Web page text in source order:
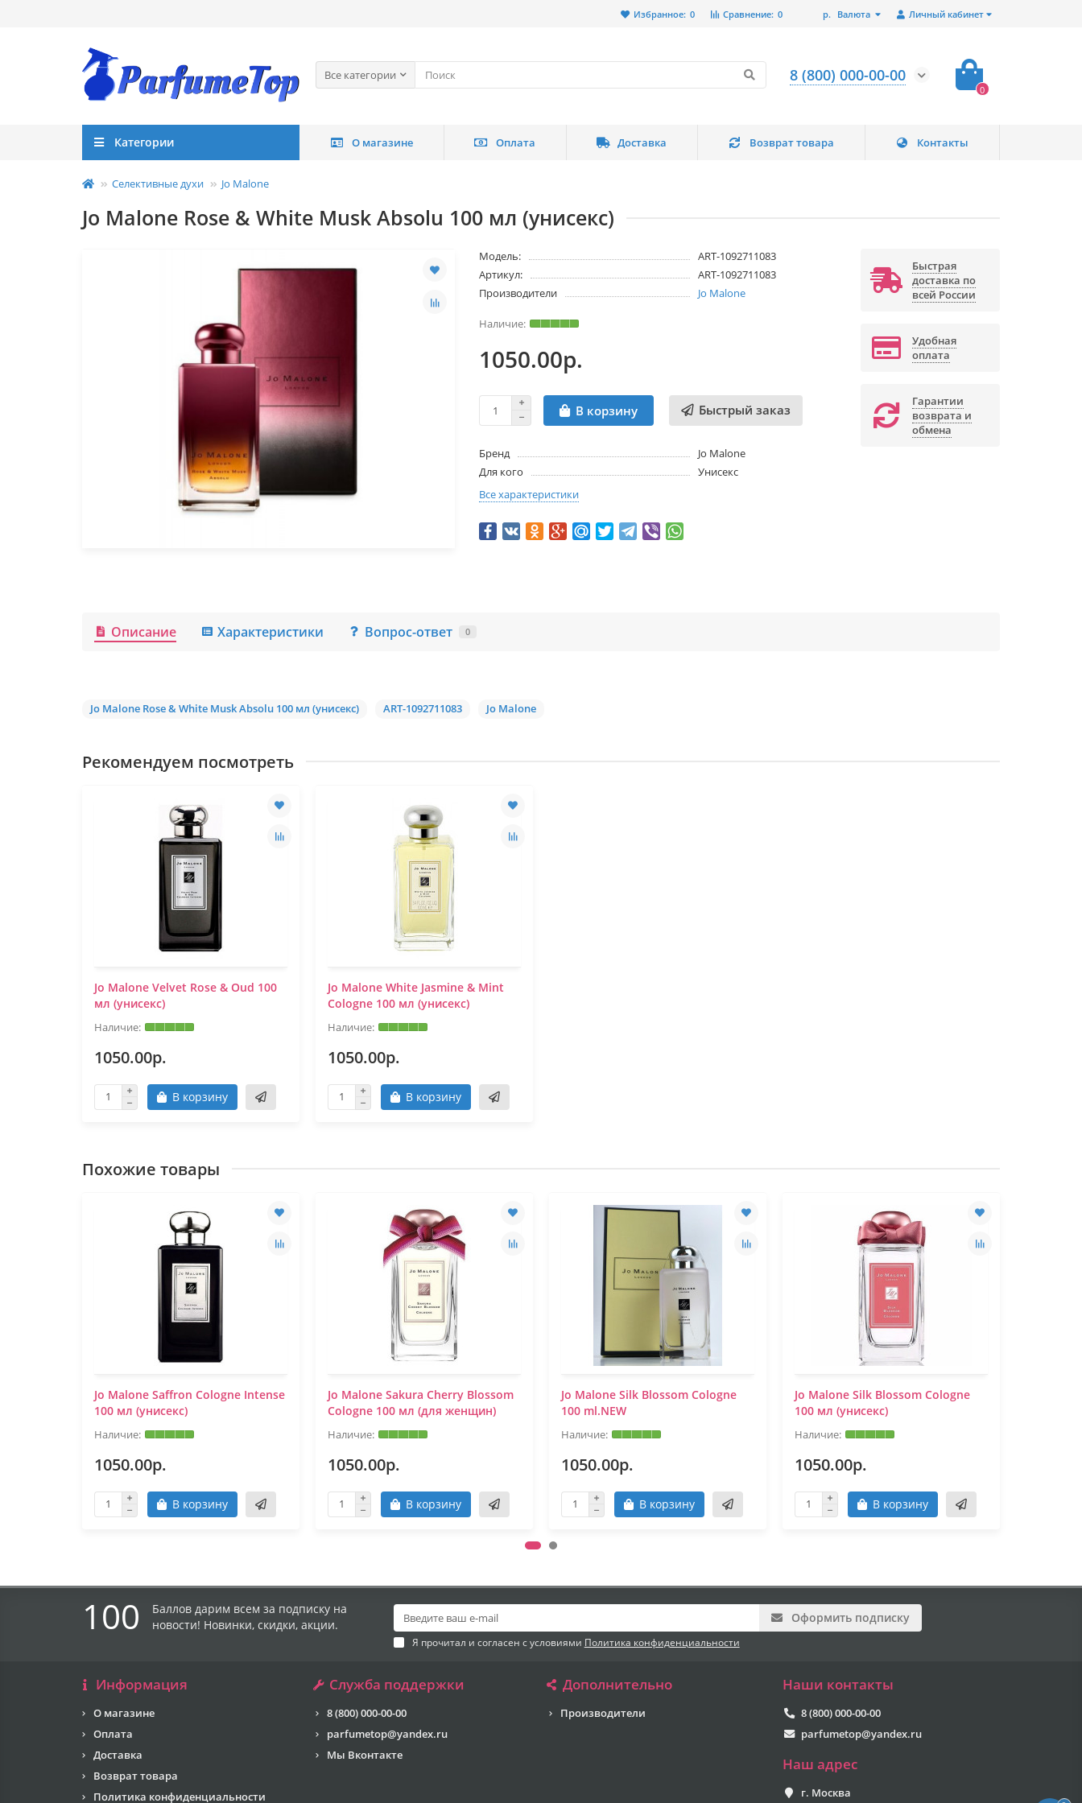
Личный кабинет
р. Валюта
Сравнение: 0
Избранное: 0
Все категории 8 (800) 000-00-00
0
Категории О магазине Оплата Доставка Возврат товара Контакты
Селективные духи Jo Malone
Jo Malone Rose & White Musk Absolu 100 мл (унисекс)
Модель:
ART-1092711083
Артикул:
ART-1092711083
Производители
Jo Malone
1050.00р.
В корзину Быстрый заказ
Бренд
Jo Malone
Для кого
Унисекс
Все характеристики
Быстрая
доставка по
всей России
Удобная
оплата
Гарантии
возврата и
обмена
Описание Характеристики Вопрос-ответ 0
Jo Malone Rose & White Musk Absolu 100 мл (унисекс) ART-1092711083 Jo Malone
Рекомендуем посмотреть
Jo Malone Velvet Rose & Oud 100
мл (унисекс)
1050.00р.
В корзину
Jo Malone White Jasmine & Mint
Cologne 100 мл (унисекс)
1050.00р.
В корзину
Похожие товары
Jo Malone Saffron Cologne Intense
100 мл (унисекс)
1050.00р.
В корзину
Jo Malone Sakura Cherry Blossom
Cologne 100 мл (для женщин)
1050.00р.
В корзину
Jo Malone Silk Blossom Cologne
100 ml.NEW
1050.00р.
В корзину
Jo Malone Silk Blossom Cologne
100 мл (унисекс)
1050.00р.
В корзину
100
Баллов дарим всем за подписку на
новости! Новинки, скидки, акции.
Оформить подписку
Я прочитал и согласен с условиями Политика конфиденциальности
Информация
О магазине
Оплата
Доставка
Возврат товара
Политика конфиденциальности
Служба поддержки
8 (800) 000-00-00
parfumetop@yandex.ru
Мы Вконтакте
Дополнительно
Производители
Наши контакты
8 (800) 000-00-00
parfumetop@yandex.ru
Наш адрес
г. Москва